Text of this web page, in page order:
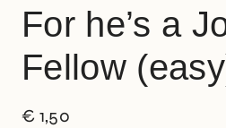
For he’s a
Fellow
€ 1,50